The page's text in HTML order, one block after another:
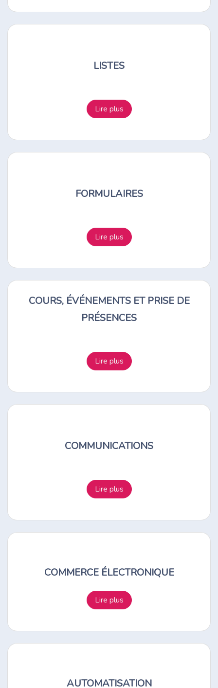
LISTES
Lire plus
FORMULAIRES
Lire plus
COURS, ÉVÉNEMENTS ET PRISE DE
PRÉSENCES
Lire plus
COMMUNICATIONS
Lire plus
COMMERCE ÉLECTRONIQUE
Lire plus
AUTOMATISATION